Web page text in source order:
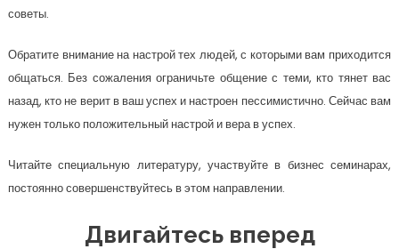
советы.
Обратите внимание на настрой тех людей, с которыми вам приходится
общаться. Без сожаления ограничьте общение с теми, кто тянет вас
назад, кто не верит в ваш успех и настроен пессимистично. Сейчас вам
нужен только положительный настрой и вера в успех.
Читайте специальную литературу, участвуйте в бизнес семинарах,
постоянно совершенствуйтесь в этом направлении.
Двигайтесь вперед